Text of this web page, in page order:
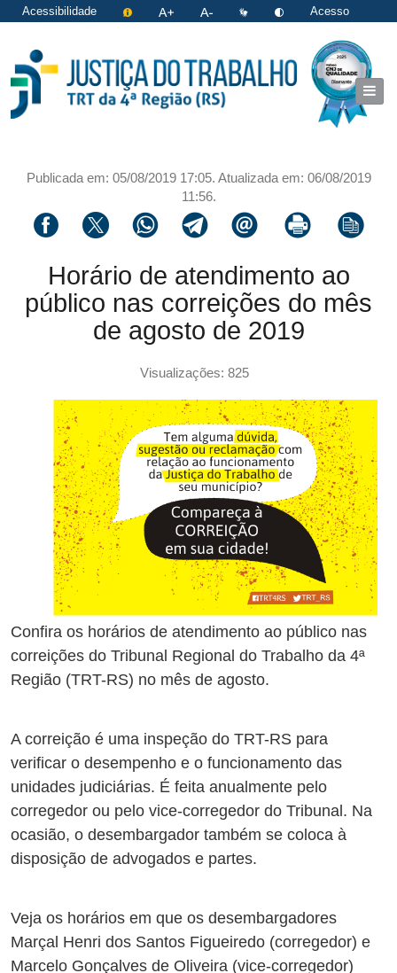
Acessibilidade
Acesso
Publicada em: 05/08/2019 17:05. Atualizada em: 06/08/2019
11:56.
Compartilhar via facebook
Compartilhar via twitter
Compartilhar via whatsapp
Compartilhar via telegram
Compartilhar via email
Imprimir a página
Copiar
Horário de atendimento ao
público nas correições do mês
de agosto de 2019
Visualizações: 825
Confira os horários de atendimento ao público nas
correições do Tribunal Regional do Trabalho da 4ª
Região (TRT-RS) no mês de agosto.
A correição é uma inspeção do TRT-RS para
verificar o desempenho e o funcionamento das
unidades judiciárias. É feita anualmente pelo
corregedor ou pelo vice-corregedor do Tribunal. Na
ocasião, o desembargador também se coloca à
disposição de advogados e partes.
Veja os horários em que os desembargadores
Marçal Henri dos Santos Figueiredo (corregedor) e
Marcelo Gonçalves de Oliveira (vice-corregedor)